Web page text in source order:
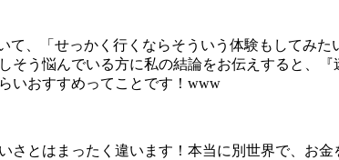
て、「せっかく行くならそういう体験もしてみ
う悩んでいる方に私の結論をお伝えすると、
いおすすめってことです！www
さとはまったく違います！本当に別世界で、お